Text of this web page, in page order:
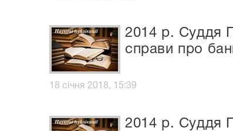
2014 р. Суддя
справи про
18 січня 2018, 15:39
2014 р. Суддя